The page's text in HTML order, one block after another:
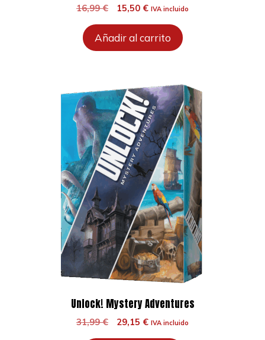
16,99€
El
original
era:
15,50 €El
actual
es:
IVA incluido
Añadir al carrito
Unlock! Mystery Adventures
31,99€
El
29,15 €ElIVA incluido